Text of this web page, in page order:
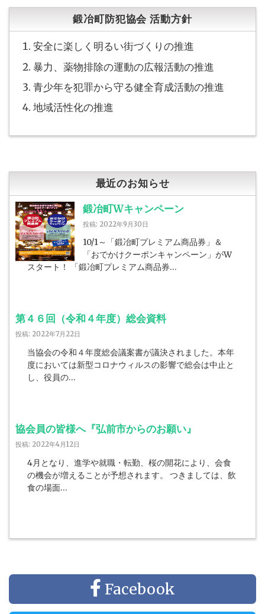
ョ
鍛冶町防犯協会 活動方針
安全に楽しく明るい街づくりの推進
暴力、薬物排除の運動の広報活動の推進
青少年を犯罪から守る健全育成活動の推進
地域活性化の推進
最近のお知らせ
鍛冶町Wキャンペーン
投稿: 2022年9月30日
10/1～「鍛冶町プレミアム商品券」＆
「おでかけクーポンキャンペーン」がW
スタート！ 「鍛冶町プレミアム商品券…
第４６回（令和４年度）総会資料
投稿: 2022年7月22日
当協会の令和４年度総会議案書が議決されました。本年
度においては新型コロナウィルスの影響で総会は中止と
し、役員の…
協会員の皆様へ『弘前市からのお願い』
投稿: 2022年4月12日
4月となり、進学や就職・転勤、桜の開花により、会食
の機会が増えることが予想されます。 つきましては、飲
食の場面…
Facebook